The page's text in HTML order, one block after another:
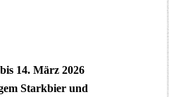
14. März 2026
Starkbier und